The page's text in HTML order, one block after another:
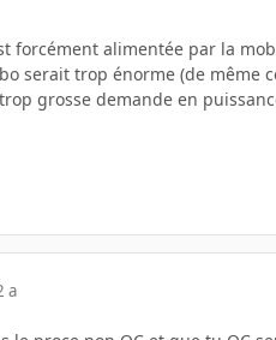
forcément alimentée par la
serait trop énorme (de même
grosse demande en
a